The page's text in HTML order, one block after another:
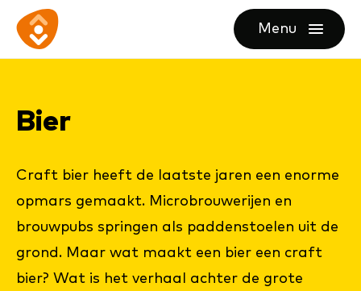
direct
content
direct
footer
Ga
naar
Menu
openen
Bier
Craft bier heeft de laatste jaren een enorme
opmars gemaakt. Microbrouwerijen en
brouwpubs springen als paddenstoelen uit de
grond. Maar wat maakt een bier een craft
bier? Wat is het verhaal achter de grote